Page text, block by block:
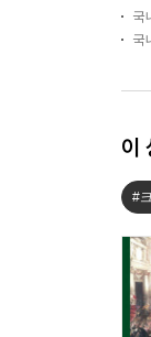
국
국
이
#